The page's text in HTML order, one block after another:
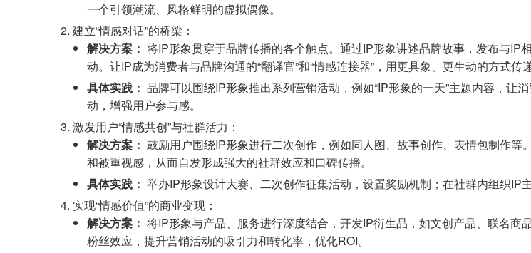
一个引领潮流、风格鲜明的虚拟偶像。
建立“情感对话”的桥梁：
解决方案： 将IP形象贯穿于品牌传播的各个触点。通过IP形象讲述品牌故事，发布与
动。让IP成为消费者与品牌沟通的“翻译官”和“情感连接器”，用更具象、更生动的方式传
具体实践： 品牌可以围绕IP形象推出系列营销活动，例如“IP形象的一天”主题内容，让
动，增强用户参与感。
激发用户“情感共创”与社群活力：
解决方案： 鼓励用户围绕IP形象进行二次创作，例如同人图、故事创作、表情包制作
和被重视感，从而自发形成强大的社群效应和口碑传播。
具体实践： 举办IP形象设计大赛、二次创作征集活动，设置奖励机制；在社群内组织IP
实现“情感价值”的商业变现：
解决方案： 将IP形象与产品、服务进行深度结合，开发IP衍生品，如文创产品、联名
粉丝效应，提升营销活动的吸引力和转化率，优化ROI。